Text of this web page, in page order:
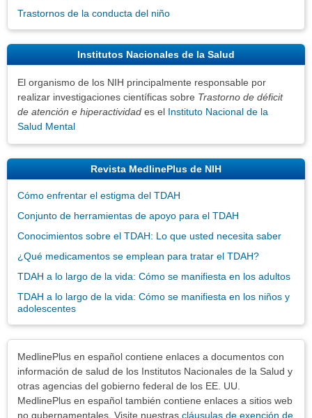
Trastornos de la conducta del niño
Institutos Nacionales de la Salud
El organismo de los NIH principalmente responsable por
realizar investigaciones científicas sobre Trastorno de déficit
de atención e hiperactividad es el Instituto Nacional de la
Salud Mental
Revista MedlinePlus de NIH
Cómo enfrentar el estigma del TDAH
Conjunto de herramientas de apoyo para el TDAH
Conocimientos sobre el TDAH: Lo que usted necesita saber
¿Qué medicamentos se emplean para tratar el TDAH?
TDAH a lo largo de la vida: Cómo se manifiesta en los adultos
TDAH a lo largo de la vida: Cómo se manifiesta en los niños y
adolescentes
MedlinePlus en español contiene enlaces a documentos con
información de salud de los Institutos Nacionales de la Salud y
otras agencias del gobierno federal de los EE. UU.
MedlinePlus en español también contiene enlaces a sitios web
no gubernamentales. Visite nuestras cláusulas de exención de